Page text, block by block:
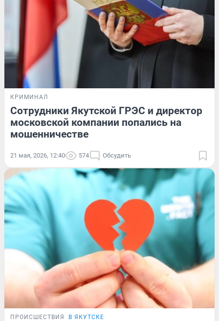
КРИМИНАЛ
Сотрудники Якутской ГРЭС и директор
московской компании попались на
мошенничестве
21 мая, 2026, 12:40 574 Обсудить
ПРОИСШЕСТВИЯ В ЯКУТСКЕ